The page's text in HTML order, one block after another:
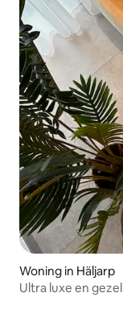
Woning in Häljarp
Ultra luxe en